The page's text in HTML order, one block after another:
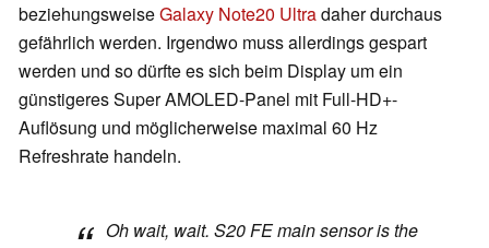
beziehungsweiseGalaxy Note20 Ultradaher durchaus
gefährlich werden. Irgendwo muss allerdings gespart
werden und so dürfte es sich beim Display um ein
günstigeres Super AMOLED-Panel mit Full-HD+-
Auflösung und möglicherweise maximal 60 Hz
Refreshrate handeln.
Oh wait, wait. S20 FE main sensor is the